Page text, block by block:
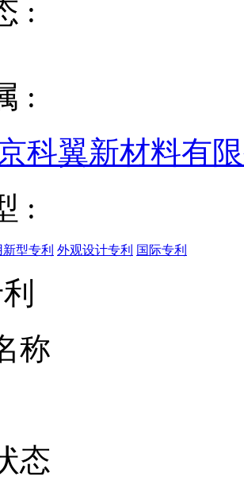
:
:
科翼新材料有
:
新型专利 外观设计专利 国际专利
称
态